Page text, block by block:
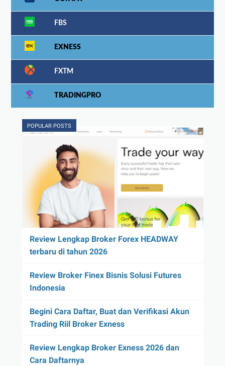
FBS
EXNESS
FXTM
TRADINGPRO
POPULAR POSTS
Review Lengkap Broker Forex HEADWAY
terbaru di tahun 2026
Review Broker Finex Bisnis Solusi Futures
Indonesia
Begini Cara Daftar, Buat dan Verifikasi Akun
Trading Riil Broker Exness
Review Lengkap Broker Exness 2026 dan
Cara Daftarnya